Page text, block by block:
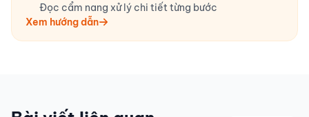
Đọc cẩm nang xử lý chi tiết từng bước
Xem hướng dẫn